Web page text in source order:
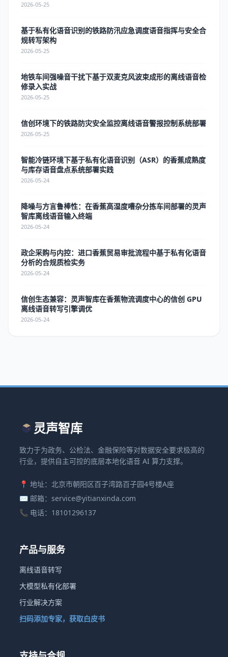
2026-05-25
基于私有化语音识别的铁路防汛应急调度语音指挥与安全合
规转写架构
2026-05-25
地铁车间强噪音干扰下基于双麦克风波束成形的离线语音检
修录入实战
2026-05-25
信创环境下的铁路防灾安全监控离线语音警报控制系统部署
2026-05-25
智能冷链环境下基于私有化语音识别（ASR）的香蕉成熟度
与库存语音盘点系统部署实践
2026-05-24
降噪与方言鲁棒性：在香蕉高湿度嘈杂分拣车间部署的灵声
智库离线语音输入终端
2026-05-24
政企采购与内控：进口香蕉贸易审批流程中基于私有化语音
分析的合规质检实务
2026-05-24
信创生态兼容：灵声智库在香蕉物流调度中心的信创 GPU
离线语音转写引擎调优
2026-05-24
灵声智库
致力于为政务、公检法、金融保险等对数据安全要求极高的
行业，提供自主可控的底层本地化语音 AI 算力支撑。
📍 地址：北京市朝阳区百子湾路百子园4号楼A座
✉️ 邮箱：service@yitianxinda.com
📞 电话：18101296137
产品与服务
离线语音转写
大模型私有化部署
行业解决方案
扫码添加专家，获取白皮书